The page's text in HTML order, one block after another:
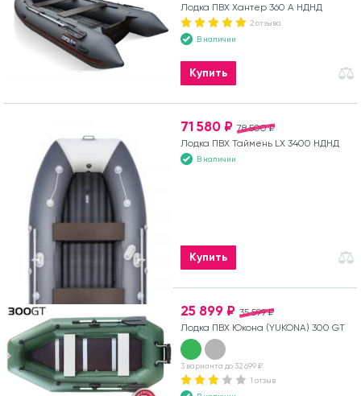
Лодка ПВХ Хантер 360 А НДНД
2 отзыва
В наличии
Купить
78 500 ₽
71 580 ₽
Лодка ПВХ Таймень LX 3400 НДНД
В наличии
Купить
35 599 ₽
25 899 ₽
Лодка ПВХ Юкона (YUKONA) 300 GT
3 варианта до 32 699 ₽
1 отзыв